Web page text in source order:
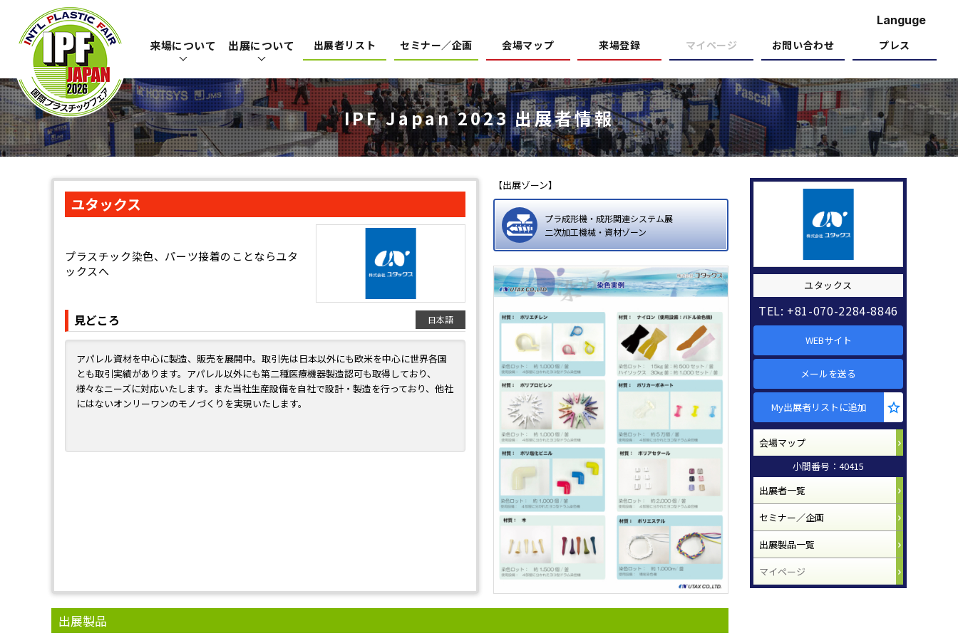
Languge
来場について 出展について 出展者リスト セミナー／企画 会場マップ 来場登録 マイページ お問い合わせ プレス
IPF Japan 2023 出展者情報
ユタックス
プラスチック染色、パーツ接着のことならユタ
ックスへ
見どころ 日本語
アパレル資材を中心に製造、販売を展開中。取引先は日本以外にも欧米を中心に世界各国
とも取引実績があります。アパレル以外にも第二種医療機器製造認可も取得しており、
様々なニーズに対応いたします。また当社生産設備を自社で設計・製造を行っており、他社
にはないオンリーワンのモノづくりを実現いたします。
【出展ゾーン】
プラ成形機・成形関連システム展
二次加工機械・資材ゾーン
出展製品
ユタックス
TEL: +81-070-2284-8846
WEBサイト
メールを送る
My出展者リストに追加
会場マップ
小間番号：40415
出展者一覧
セミナー／企画
出展製品一覧
マイページ